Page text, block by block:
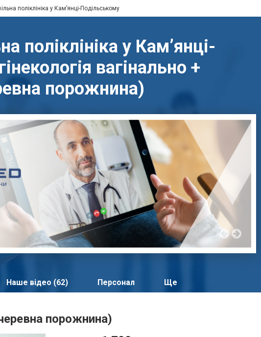
поліклініка у Кам’янці-Подільському
поліклініка у Кам’янці-
вагінально +
порожнина)
Наше відео (62) Персонал Ще
порожнина)